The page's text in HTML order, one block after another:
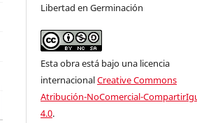
Libertad en Germinación
Esta obra está bajo una licencia
internacionalCreative Commons
Atribución-NoComercial-
4.0.